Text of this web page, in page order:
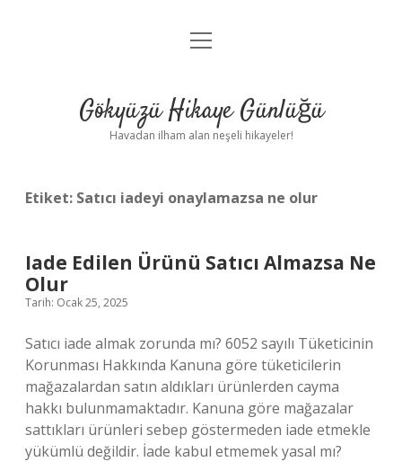
Anasayfa
Yasal Uyarı
menüyü
Gökyüzü Hikaye Günlüğü
Havadan ilham alan neşeli hikayeler!
Etiket: Satıcı iadeyi onaylamazsa ne olur
Iade Edilen Ürünü Satıcı Almazsa Ne
Olur
Tarih: Ocak 25, 2025
Satıcı iade almak zorunda mı? 6052 sayılı Tüketicinin
Korunması Hakkında Kanuna göre tüketicilerin
mağazalardan satın aldıkları ürünlerden cayma
hakkı bulunmamaktadır. Kanuna göre mağazalar
sattıkları ürünleri sebep göstermeden iade etmekle
yükümlü değildir. İade kabul etmemek yasal mı?